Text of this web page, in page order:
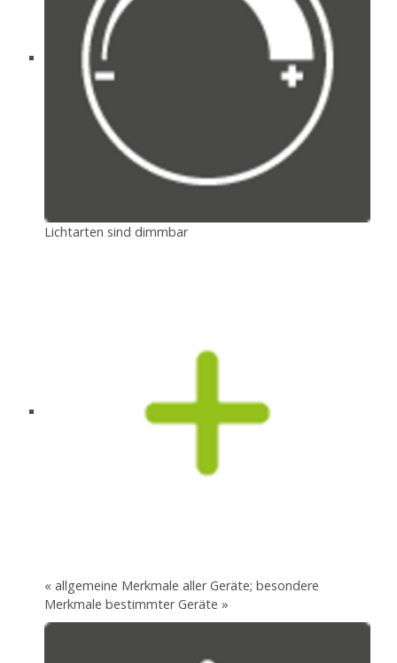
Lichtarten sind dimmbar
« allgemeine Merkmale aller Geräte; besondere
Merkmale bestimmter Geräte »